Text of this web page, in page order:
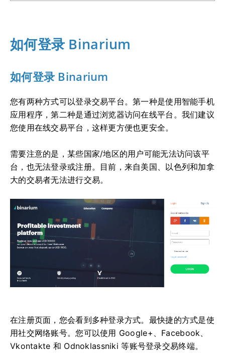
如何登录 Binarium
如何登录 Binarium
您有两种方式可以登录交易平台。第一种是使用智能手机
应用程序，第二种是通过浏览器访问在线平台。我们建议
您使用在线交易平台，这样更方便也更安全。
需要注意的是，某些国家/地区的用户可能无法访问该平
台，也无法登录或注册。目前，来自美国、以色列和加拿
大的交易者无法进行交易。
在注册页面，您会看到多种登录方式。最快捷的方式是使
用社交网络账号。您可以使用 Google+、Facebook、
Vkontakte 和 Odnoklassniki 等账号登录交易终端。